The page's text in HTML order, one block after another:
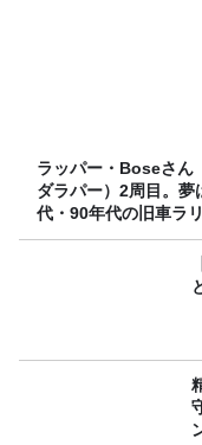
ラッパー・Boseさん
ダラパー）2周目。夢
代・90年代の旧車ラ